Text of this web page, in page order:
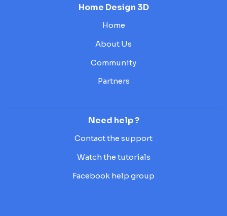
Home Design 3D
Home
About Us
Community
Partners
Need help ?
Contact the support
Watch the tutorials
Facebook help group